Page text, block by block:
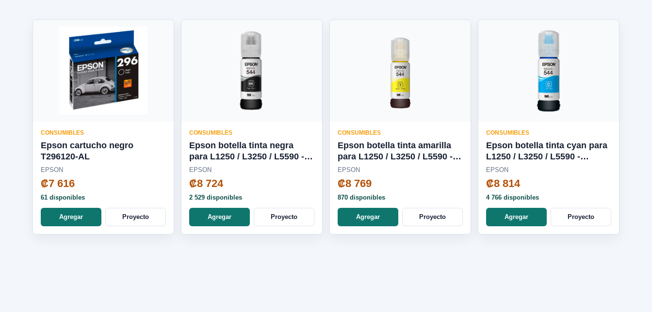
CONSUMIBLES
Epson cartucho negro
T296120-AL
EPSON
₡7 616
61 disponibles
Agregar Proyecto
CONSUMIBLES
Epson botella tinta negra
para L1250 / L3250 / L5590 -
T544120-AL
EPSON
₡8 724
2 529 disponibles
Agregar Proyecto
CONSUMIBLES
Epson botella tinta amarilla
para L1250 / L3250 / L5590 -
T544420-AL
EPSON
₡8 769
870 disponibles
Agregar Proyecto
CONSUMIBLES
Epson botella tinta cyan para
L1250 / L3250 / L5590 -
T544220-AL
EPSON
₡8 814
4 766 disponibles
Agregar Proyecto